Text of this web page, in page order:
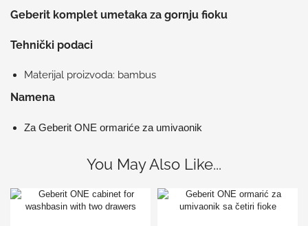
Geberit komplet umetaka za gornju fioku
Tehnički podaci
Materijal proizvoda: bambus
Namena
Za Geberit ONE ormariće za umivaonik
You May Also Like...